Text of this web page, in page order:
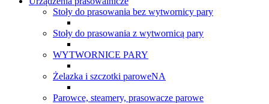
Stoły do prasowania bez wytwornicy pary
Stoły do prasowania z wytwornicą pary
WYTWORNICE PARY
Żelazka i szczotki paroweNA
Parowce, steamery, prasowacze parowe